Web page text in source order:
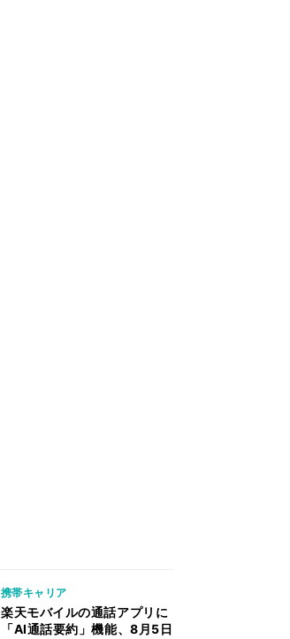
携帯キャリア
楽天モバイルの通話アプリに
「AI通話要約」機能、8月5日